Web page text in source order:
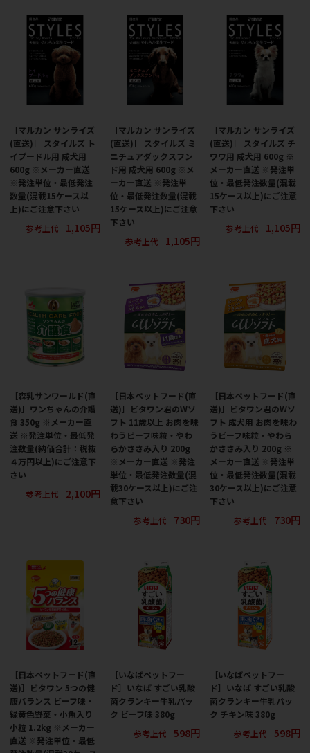
［マルカン サンライズ
(直送)］ スタイルズ ト
イプードル用 成犬用
600g ※メーカー直送
※発注単位・最低発注
数量(混載15ケース以
上)にご注意下さい
参考上代
1,105円
［マルカン サンライズ
(直送)］ スタイルズ ミ
ニチュアダックスフン
ド用 成犬用 600g ※メ
ーカー直送 ※発注単
位・最低発注数量(混載
15ケース以上)にご注意
下さい
参考上代
1,105円
［マルカン サンライズ
(直送)］ スタイルズ チ
ワワ用 成犬用 600g ※
メーカー直送 ※発注単
位・最低発注数量(混載
15ケース以上)にご注意
下さい
参考上代
1,105円
［森乳サンワールド(直
送)］ワンちゃんの介護
食 350g ※メーカー直
送 ※発注単位・最低発
注数量(納価合計：税抜
４万円以上)にご注意下
さい
参考上代
2,100円
［日本ペットフード(直
送)］ビタワン君のWソ
フト 11歳以上 お肉を味
わうビーフ味粒・やわ
らかささみ入り 200g
※メーカー直送 ※発注
単位・最低発注数量(混
載30ケース以上)にご注
意下さい
参考上代
730円
［日本ペットフード(直
送)］ビタワン君のWソ
フト 成犬用 お肉を味わ
うビーフ味粒・やわら
かささみ入り 200g ※
メーカー直送 ※発注単
位・最低発注数量(混載
30ケース以上)にご注意
下さい
参考上代
730円
［日本ペットフード(直
送)］ビタワン 5つの健
康バランス ビーフ味・
緑黄色野菜・小魚入り
小粒 1.2kg ※メーカー
直送 ※発注単位・最低
［いなばペットフー
ド］いなば すごい乳酸
菌クランキー牛乳パッ
ク ビーフ味 380g
参考上代
598円
［いなばペットフー
ド］いなば すごい乳酸
菌クランキー牛乳パッ
ク チキン味 380g
参考上代
598円